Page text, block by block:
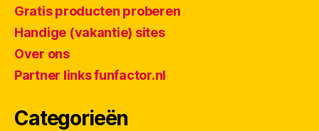
Gratis producten proberen
Handige (vakantie) sites
Over ons
Partner links funfactor.nl
Categorieën